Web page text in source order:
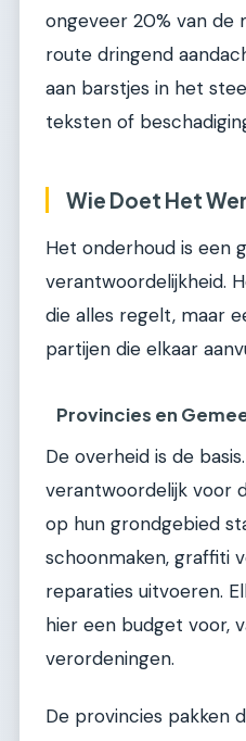
ongeveer 20% van de
route dringend
aan barstjes in het
teksten of
Wie Doet Het
Het onderhoud is een
verantwoordelijkheid.
die alles regelt, maar
partijen die elkaar
Provincies en
De overheid is de
verantwoordelijk voor
op hun grondgebied
schoonmaken, graffiti
reparaties uitvoeren.
hier een budget voor,
verordeningen.
De provincies pakken